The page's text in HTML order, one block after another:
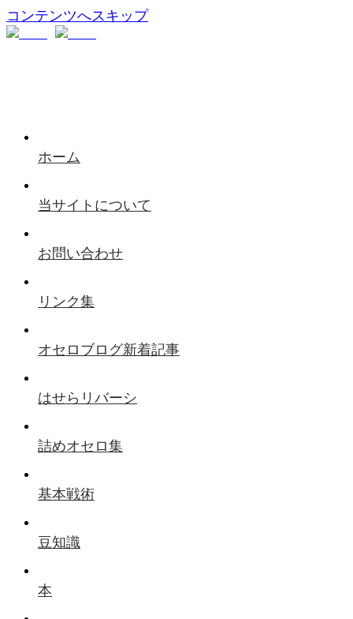
コンテンツへスキップ
ホーム
当サイトについて
お問い合わせ
リンク集
オセロブログ新着記事
はせらリバーシ
詰めオセロ集
基本戦術
豆知識
本